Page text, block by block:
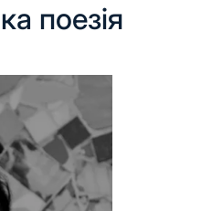
поезія